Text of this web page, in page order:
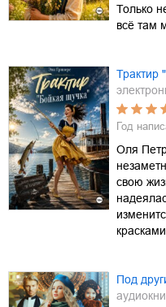
Только
всё там
Трактир
Год
Оля
свою
Под